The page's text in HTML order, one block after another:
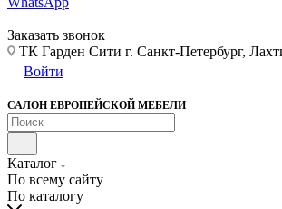
Заказать звонок
ТК Гарден Сити г. Санкт-Петербург,
Войти
САЛОН ЕВРОПЕЙСКОЙ МЕБЕЛИ
Каталог
По всему сайту
По каталогу